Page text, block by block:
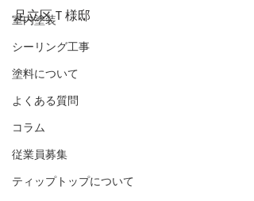
室内塗装
シーリング工事
塗料について
よくある質問
コラム
従業員募集
ティップトップについて
足立区Ｔ様邸